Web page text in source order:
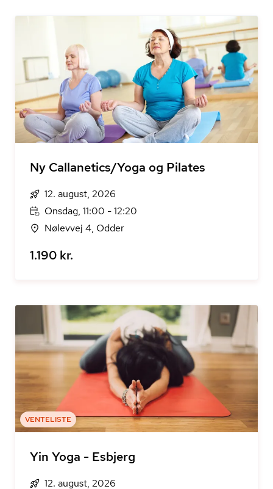
Ny Callanetics/Yoga og Pilates
12. august, 2026
Onsdag, 11:00 - 12:20
Nølevvej 4, Odder
1.190 kr.
VENTELISTE
Yin Yoga - Esbjerg
12. august, 2026